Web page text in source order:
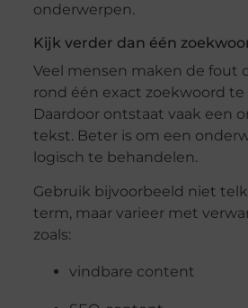
onderwerpen.
Kijk verder dan één
Veel mensen maken de fout
rond één exact zoekwoord
Daardoor ontstaat vaak een
tekst. Beter is om een
logisch te behandelen.
Gebruik bijvoorbeeld niet
term, maar varieer met
zoals:
vindbare content